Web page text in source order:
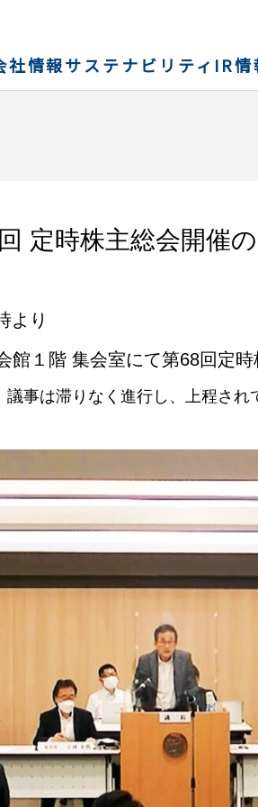
社情報サステナビリティ IR情
定時株主総会開催
より
館１階 集会室にて第68回定時
事は滞りなく進行し、上程さ